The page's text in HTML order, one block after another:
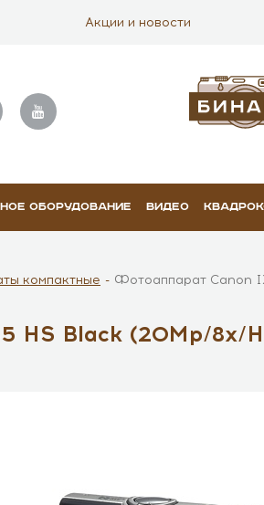
Акции и новости
ОБОРУДОВАНИЕ ВИДЕО
компактные Фотоаппарат Canon
HS Black (20Mp/8x/